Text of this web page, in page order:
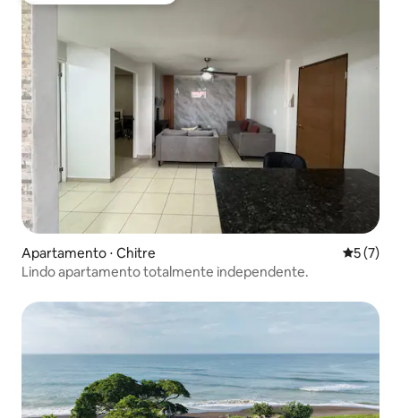
Apartamento ⋅ Chitre 5 de
5 (7)
Lindo apartamento totalmente independente.